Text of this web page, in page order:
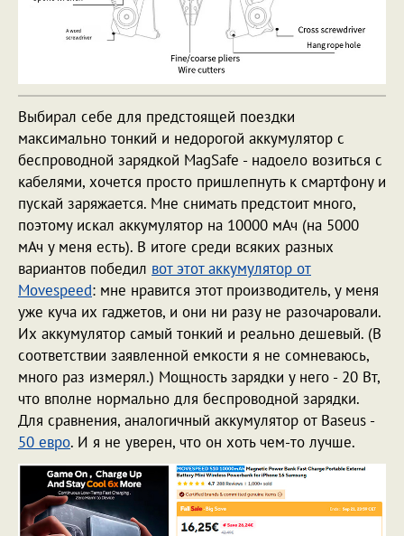
Выбирал себе для предстоящей поездки
максимально тонкий и недорогой аккумулятор с
беспроводной зарядкой MagSafe - надоело возиться с
кабелями, хочется просто пришлепнуть к смартфону и
пускай заряжается. Мне снимать предстоит много,
поэтому искал аккумулятор на 10000 мАч (на 5000
мАч у меня есть). В итоге среди всяких разных
вариантов победил вот этот аккумулятор от
Movespeed: мне нравится этот производитель, у меня
уже куча их гаджетов, и они ни разу не разочаровали.
Их аккумулятор самый тонкий и реально дешевый. (В
соответствии заявленной емкости я не сомневаюсь,
много раз измерял.) Мощность зарядки у него - 20 Вт,
что вполне нормально для беспроводной зарядки.
Для сравнения, аналогичный аккумулятор от Baseus -
50 евро. И я не уверен, что он хоть чем-то лучше.